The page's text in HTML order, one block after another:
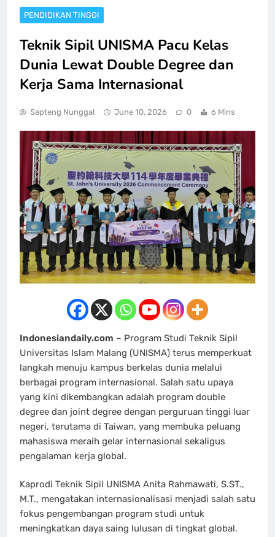
PENDIDIKAN TINGGI
Teknik Sipil UNISMA Pacu Kelas
Dunia Lewat Double Degree dan
Kerja Sama Internasional
Sapteng Nunggal June 10, 2026 0 6 Mins
Indonesiandaily.com – Program Studi Teknik Sipil
Universitas Islam Malang (UNISMA) terus memperkuat
langkah menuju kampus berkelas dunia melalui
berbagai program internasional. Salah satu upaya
yang kini dikembangkan adalah program double
degree dan joint degree dengan perguruan tinggi luar
negeri, terutama di Taiwan, yang membuka peluang
mahasiswa meraih gelar internasional sekaligus
pengalaman kerja global.
Kaprodi Teknik Sipil UNISMA Anita Rahmawati, S.ST.,
M.T., mengatakan internasionalisasi menjadi salah satu
fokus pengembangan program studi untuk
meningkatkan daya saing lulusan di tingkat global.